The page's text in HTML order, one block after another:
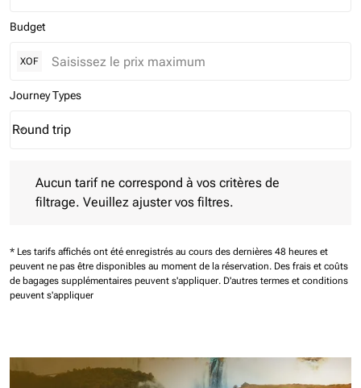
Budget
XOF
Journey Types
Journey Types option Round trip Selected
Round trip
keyboard_arrow_down
Aucun tarif ne correspond à vos critères de
filtrage. Veuillez ajuster vos filtres.
* Les tarifs affichés ont été enregistrés au cours des dernières 48 heures et
peuvent ne pas être disponibles au moment de la réservation. Des frais et coûts
de bagages supplémentaires peuvent s'appliquer. D'autres termes et conditions
peuvent s'appliquer